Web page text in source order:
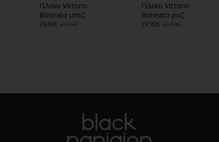
Γίλεκο Vittorio
Bonnato μπεζ
29,92€ 39,90€
Γίλεκο Vittorio
Bonnato ροζ
29,92€ 39,90€